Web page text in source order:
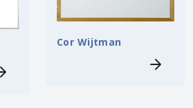
Cor Wijtman